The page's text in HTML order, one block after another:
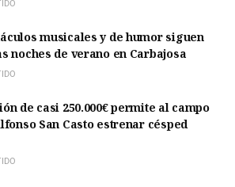
musicales y de humor siguen
noches de verano en Carbajosa
de casi 250.000€ permite al campo
San Casto estrenar césped